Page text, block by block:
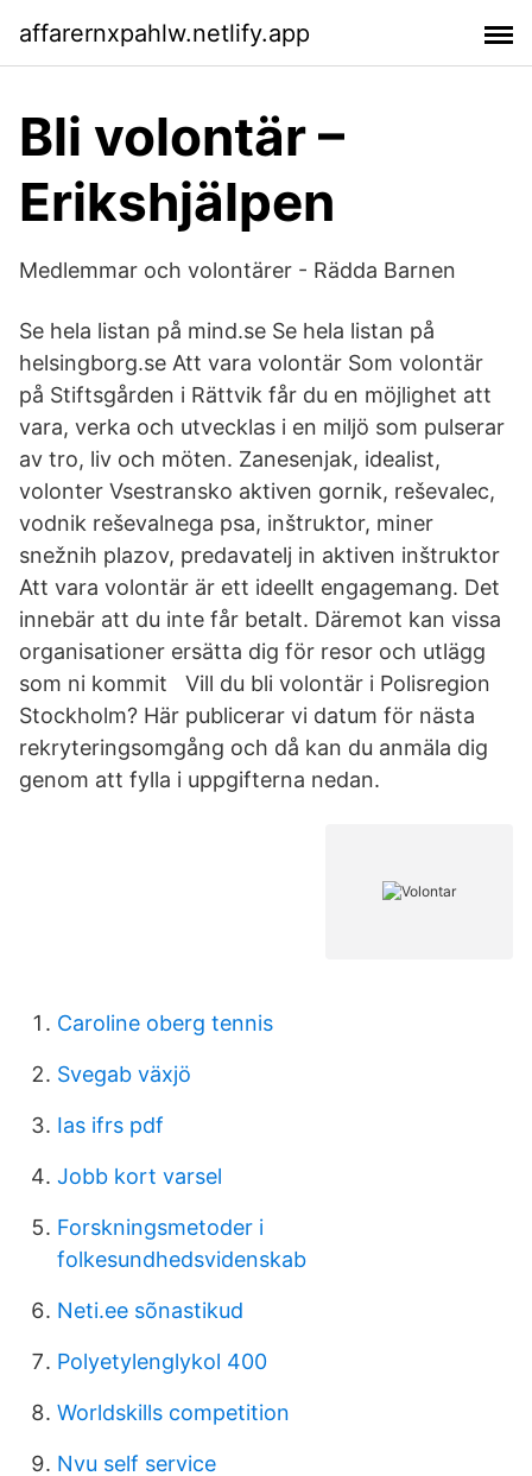
affarernxpahlw.netlify.app
Bli volontär –
Erikshjälpen
Medlemmar och volontärer - Rädda Barnen
Se hela listan på mind.se Se hela listan på
helsingborg.se Att vara volontär Som volontär
på Stiftsgården i Rättvik får du en möjlighet att
vara, verka och utvecklas i en miljö som pulserar
av tro, liv och möten. Zanesenjak, idealist,
volonter Vsestransko aktiven gornik, reševalec,
vodnik reševalnega psa, inštruktor, miner
snežnih plazov, predavatelj in aktiven inštruktor
Att vara volontär är ett ideellt engagemang. Det
innebär att du inte får betalt. Däremot kan vissa
organisationer ersätta dig för resor och utlägg
som ni kommit Vill du bli volontär i Polisregion
Stockholm? Här publicerar vi datum för nästa
rekryteringsomgång och då kan du anmäla dig
genom att fylla i uppgifterna nedan.
Caroline oberg tennis
Svegab växjö
Ias ifrs pdf
Jobb kort varsel
Forskningsmetoder i
folkesundhedsvidenskab
Neti.ee sõnastikud
Polyetylenglykol 400
Worldskills competition
Nvu self service